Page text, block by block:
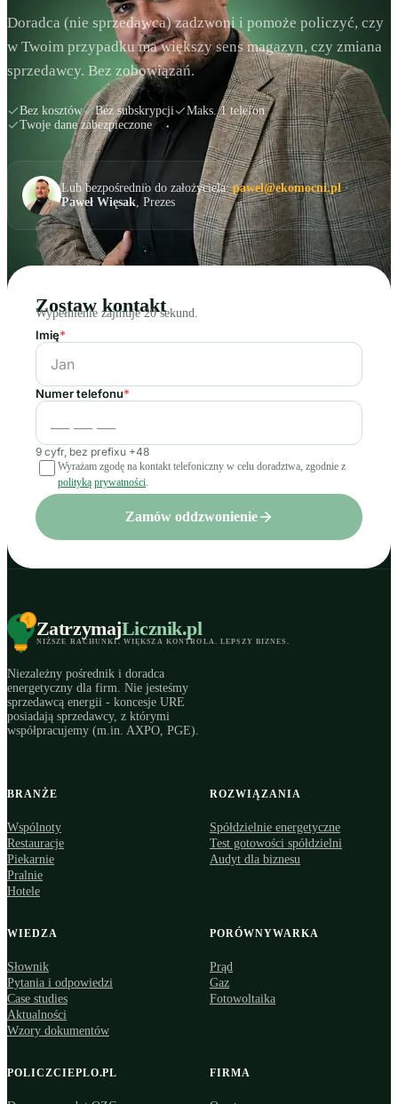
Doradca (nie sprzedawca) zadzwoni i pomoże policzyć, czy
w Twoim przypadku ma większy sens magazyn, czy zmiana
sprzedawcy. Bez zobowiązań.
Bez kosztów Bez subskrypcji
Maks. 1 telefon
Twoje dane zabezpieczone
Lub bezpośrednio do założyciela:pawel@ekomocni.pl·
Paweł Więsak, Prezes
Zostaw kontakt
Wypełnienie zajmuje 20 sekund.
Imię*
Numer telefonu*
9 cyfr, bez prefixu +48
Wyrażam zgodę na kontakt telefoniczny w celu doradztwa, zgodnie z
polityką prywatności.
Zamów oddzwonienie
ZatrzymajLicznik.pl
NIŻSZE RACHUNKI. WIĘKSZA KONTROLA. LEPSZY BIZNES .
Niezależny pośrednik i doradca
energetyczny dla firm. Nie jesteśmy
sprzedawcą energii - koncesje URE
posiadają sprzedawcy, z którymi
współpracujemy (m.in. AXPO, PGE).
BRANŻE
Wspólnoty
Restauracje
Piekarnie
Pralnie
Hotele
ROZWIĄZANIA
Spółdzielnie energetyczne
Test gotowości spółdzielni
Audyt dla biznesu
WIEDZA
Słownik
Pytania i odpowiedzi
Case studies
Aktualności
Wzory dokumentów
PORÓWNYWARKA
Prąd
Gaz
Fotowoltaika
POLICZCIEPLO.PL FIRMA